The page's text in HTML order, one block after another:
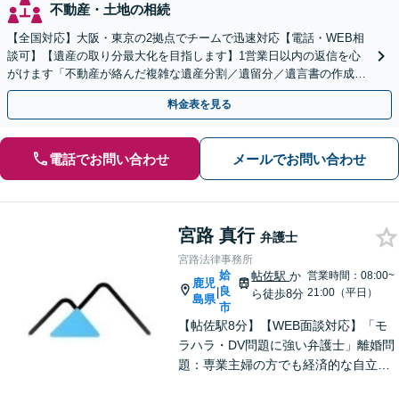
不動産・土地の相続
【全国対応】大阪・東京の2拠点でチームで迅速対応【電話・WEB相
談可】【遺産の取り分最大化を目指します】1営業日以内の返信を心
がけます「不動産が絡んだ複雑な遺産分割／遺留分／遺言書の作成・
執行／事業承継など、お任せください」【休日相談あり】
料金表を見る
電話でお問い合わせ メールでお問い合わせ
宮路 真行 弁護士
宮路法律事務所
鹿児
島県
|
姶
良
市
帖佐駅か
ら徒歩8分
営業時間：08:00~
21:00（平日）
【帖佐駅8分】【WEB面談対応】「モ
ラハラ・DV問題に強い弁護士」離婚問
題：専業主婦の方でも経済的な自立に